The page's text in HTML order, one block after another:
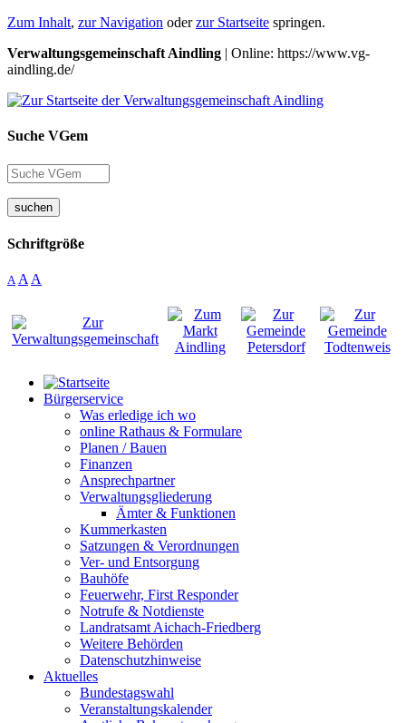
Zum Inhalt, zur Navigation oderzur Startseite springen.
Verwaltungsgemeinschaft Aindling | Online: https://www.vg-
aindling.de/
Suche VGem
suchen
Schriftgröße
A A A
Bürgerservice
Was erledige ich wo
online Rathaus & Formulare
Planen / Bauen
Finanzen
Ansprechpartner
Verwaltungsgliederung
Ämter & Funktionen
Kummerkasten
Satzungen & Verordnungen
Ver- und Entsorgung
Bauhöfe
Feuerwehr, First Responder
Notrufe & Notdienste
Landratsamt Aichach-Friedberg
Weitere Behörden
Datenschutzhinweise
Aktuelles
Bundestagswahl
Veranstaltungskalender